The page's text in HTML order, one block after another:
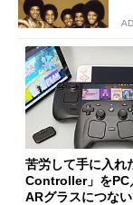
苦労して手に入れ
Controller」をPC
ARグラスにつな